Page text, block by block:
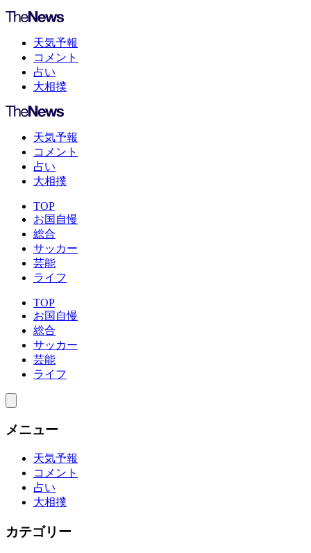
天気予報
コメント
占い
大相撲
天気予報
コメント
占い
大相撲
TOP
お国自慢
総合
サッカー
芸能
ライフ
TOP
お国自慢
総合
サッカー
芸能
ライフ
メニュー
天気予報
コメント
占い
大相撲
カテゴリー